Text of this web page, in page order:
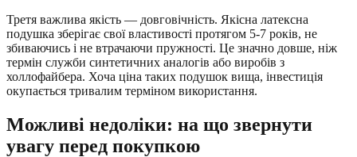
Третя важлива якість — довговічність. Якісна латексна
подушка зберігає свої властивості протягом 5-7 років, не
збиваючись і не втрачаючи пружності. Це значно довше, ніж
термін служби синтетичних аналогів або виробів з
холлофайбера. Хоча ціна таких подушок вища, інвестиція
окупається тривалим терміном використання.
Можливі недоліки: на що звернути
увагу перед покупкою